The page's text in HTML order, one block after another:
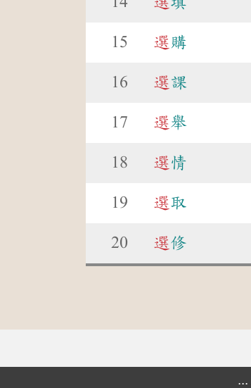
15 選 購
16 選課
17 選舉
18 選情
19 選取
20 選修
:::